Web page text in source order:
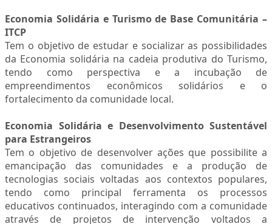
Economia Solidária e Turismo de Base Comunitária –
ITCP
Tem o objetivo de estudar e socializar as possibilidades
da Economia solidária na cadeia produtiva do Turismo,
tendo como perspectiva e a incubação de
empreendimentos econômicos solidários e o
fortalecimento da comunidade local.
Economia Solidária e Desenvolvimento Sustentável
para Estrangeiros
Tem o objetivo de desenvolver ações que possibilite a
emancipação das comunidades e a produção de
tecnologias sociais voltadas aos contextos populares,
tendo como principal ferramenta os processos
educativos continuados, interagindo com a comunidade
através de projetos de intervenção voltados a